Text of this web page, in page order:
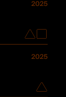
2025
2025